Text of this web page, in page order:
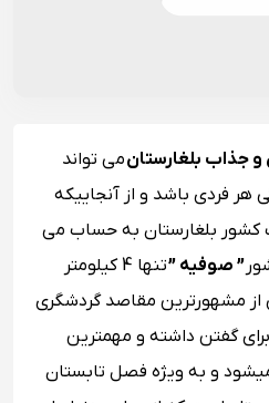
و جذاب بلغارستانمی تواند
هر فردی باشد و از آنجاییکه
کشور بلغارستان به حساب می
” صوفیه ”
تنها 4 کیلومتر
از مشهورترین مقاصد گردشگری
گفتن داشته و مهمترین
و به ویژه فصل تابستان